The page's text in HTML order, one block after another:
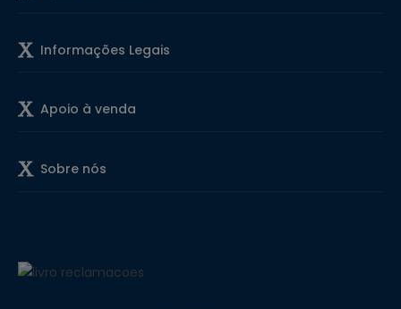
Informações Legais
Apoio à venda
Sobre nós